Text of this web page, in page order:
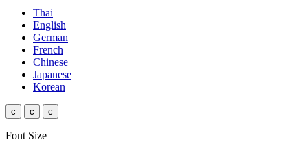
Thai
English
German
French
Chinese
Japanese
Korean
c c c
Font Size